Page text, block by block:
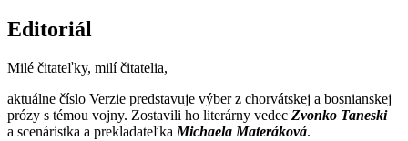
Editoriál
Milé čitateľky, milí čitatelia,
aktuálne číslo Verzie predstavuje výber z chorvátskej a bosnianskej
prózy s témou vojny. Zostavili ho literárny vedec Zvonko Taneski
a scenáristka a prekladateľka Michaela Materáková.